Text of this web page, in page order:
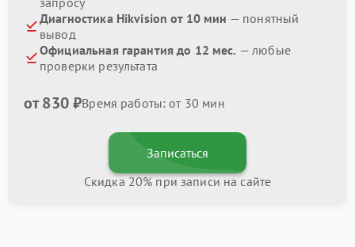
Диагностика Hikvision от 10 мин — понятный
вывод
Официальная гарантия до 12 мес. — любые
проверки результата
от 830 ₽Время работы: от 30 мин
Записаться
Скидка 20% при записи на сайте